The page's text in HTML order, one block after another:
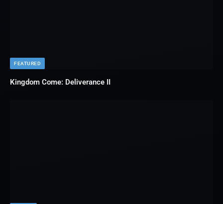
FEATURED
Kingdom Come: Deliverance II